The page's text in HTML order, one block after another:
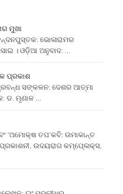
ମୁଖା
ଭୋଳାରାମର
। ଓଡ଼ିଆ ଅନୁବାଦ: …
ପ୍ରକାଶ
ସଙ୍କଳନ: ଦେଶର ଆତ୍ମା
ଡ. ମୃଣାଳ …
‘ଅମୋକ୍ଷ ତପ’କବି: ଉମାକାନ୍ତ
ପ୍ରକାଶନୀ, ଉଦୟରାଗ କମ୍ପେ୍ଲକ୍ସ,